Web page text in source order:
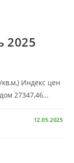
2025
Индекс цен
27347,46…
12.05.2025